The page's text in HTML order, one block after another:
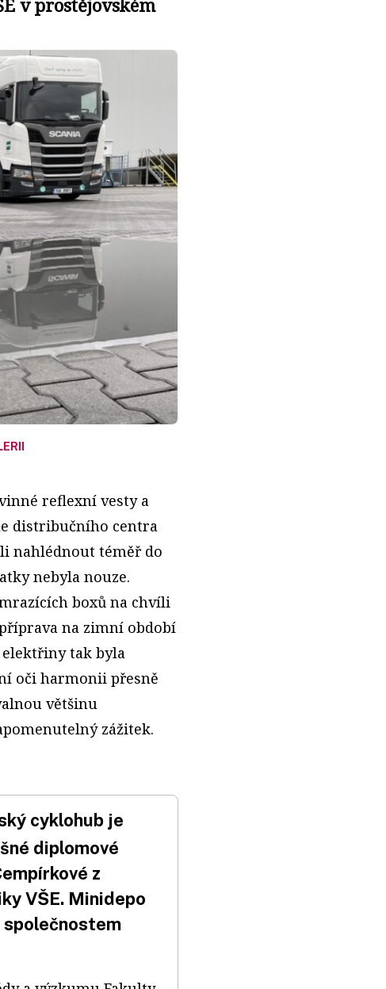
reflexní vesty a
distribučního centra
nahlédnout téměř do
nebyla nouze.
boxů na chvíli
na zimní období
tak byla
oči harmonii přesně
většinu
zážitek.
cyklohub je
diplomové
z
VŠE. Minidepo